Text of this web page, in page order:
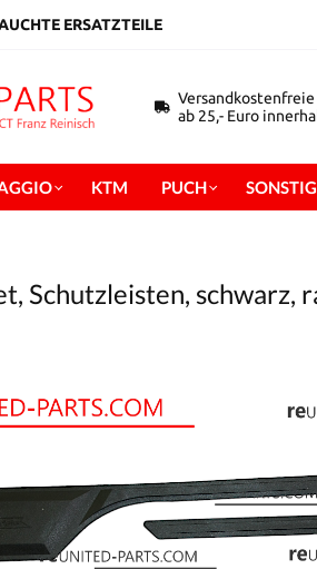
ERSATZTEILE
ab 25,- Euro
KTM PUCH
Schutzleisten, schwarz,